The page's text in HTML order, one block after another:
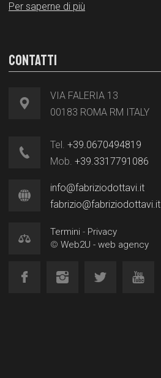
Per saperne di più
CONTATTI
VIA FALERIA 13
00183 ROMA RM ITALY
Tel. +39.0670494819
Mob. +39.3317791086
info@fabriziodottavi.it
fabrizio@fabriziodottavi.it
Termini - Privacy
© Web2U - web agency